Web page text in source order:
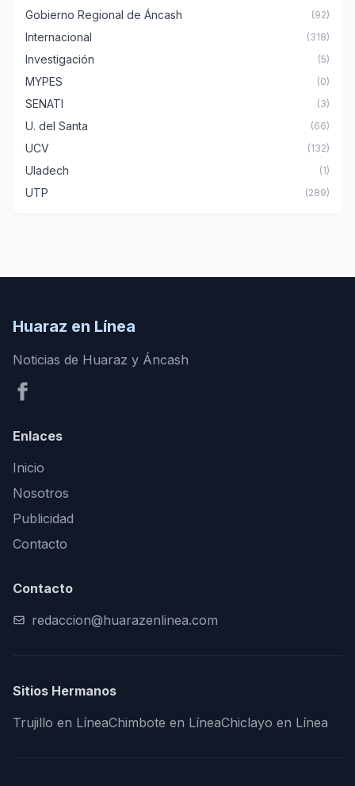
Gobierno Regional de Áncash (92)
Internacional (318)
Investigación (5)
MYPES (0)
SENATI (3)
U. del Santa (66)
UCV (132)
Uladech (1)
UTP (289)
Huaraz en Línea
Noticias de Huaraz y Áncash
Enlaces
Inicio
Nosotros
Publicidad
Contacto
Contacto
redaccion@huarazenlinea.com
Sitios Hermanos
Trujillo en LíneaChimbote en LíneaChiclayo en Línea